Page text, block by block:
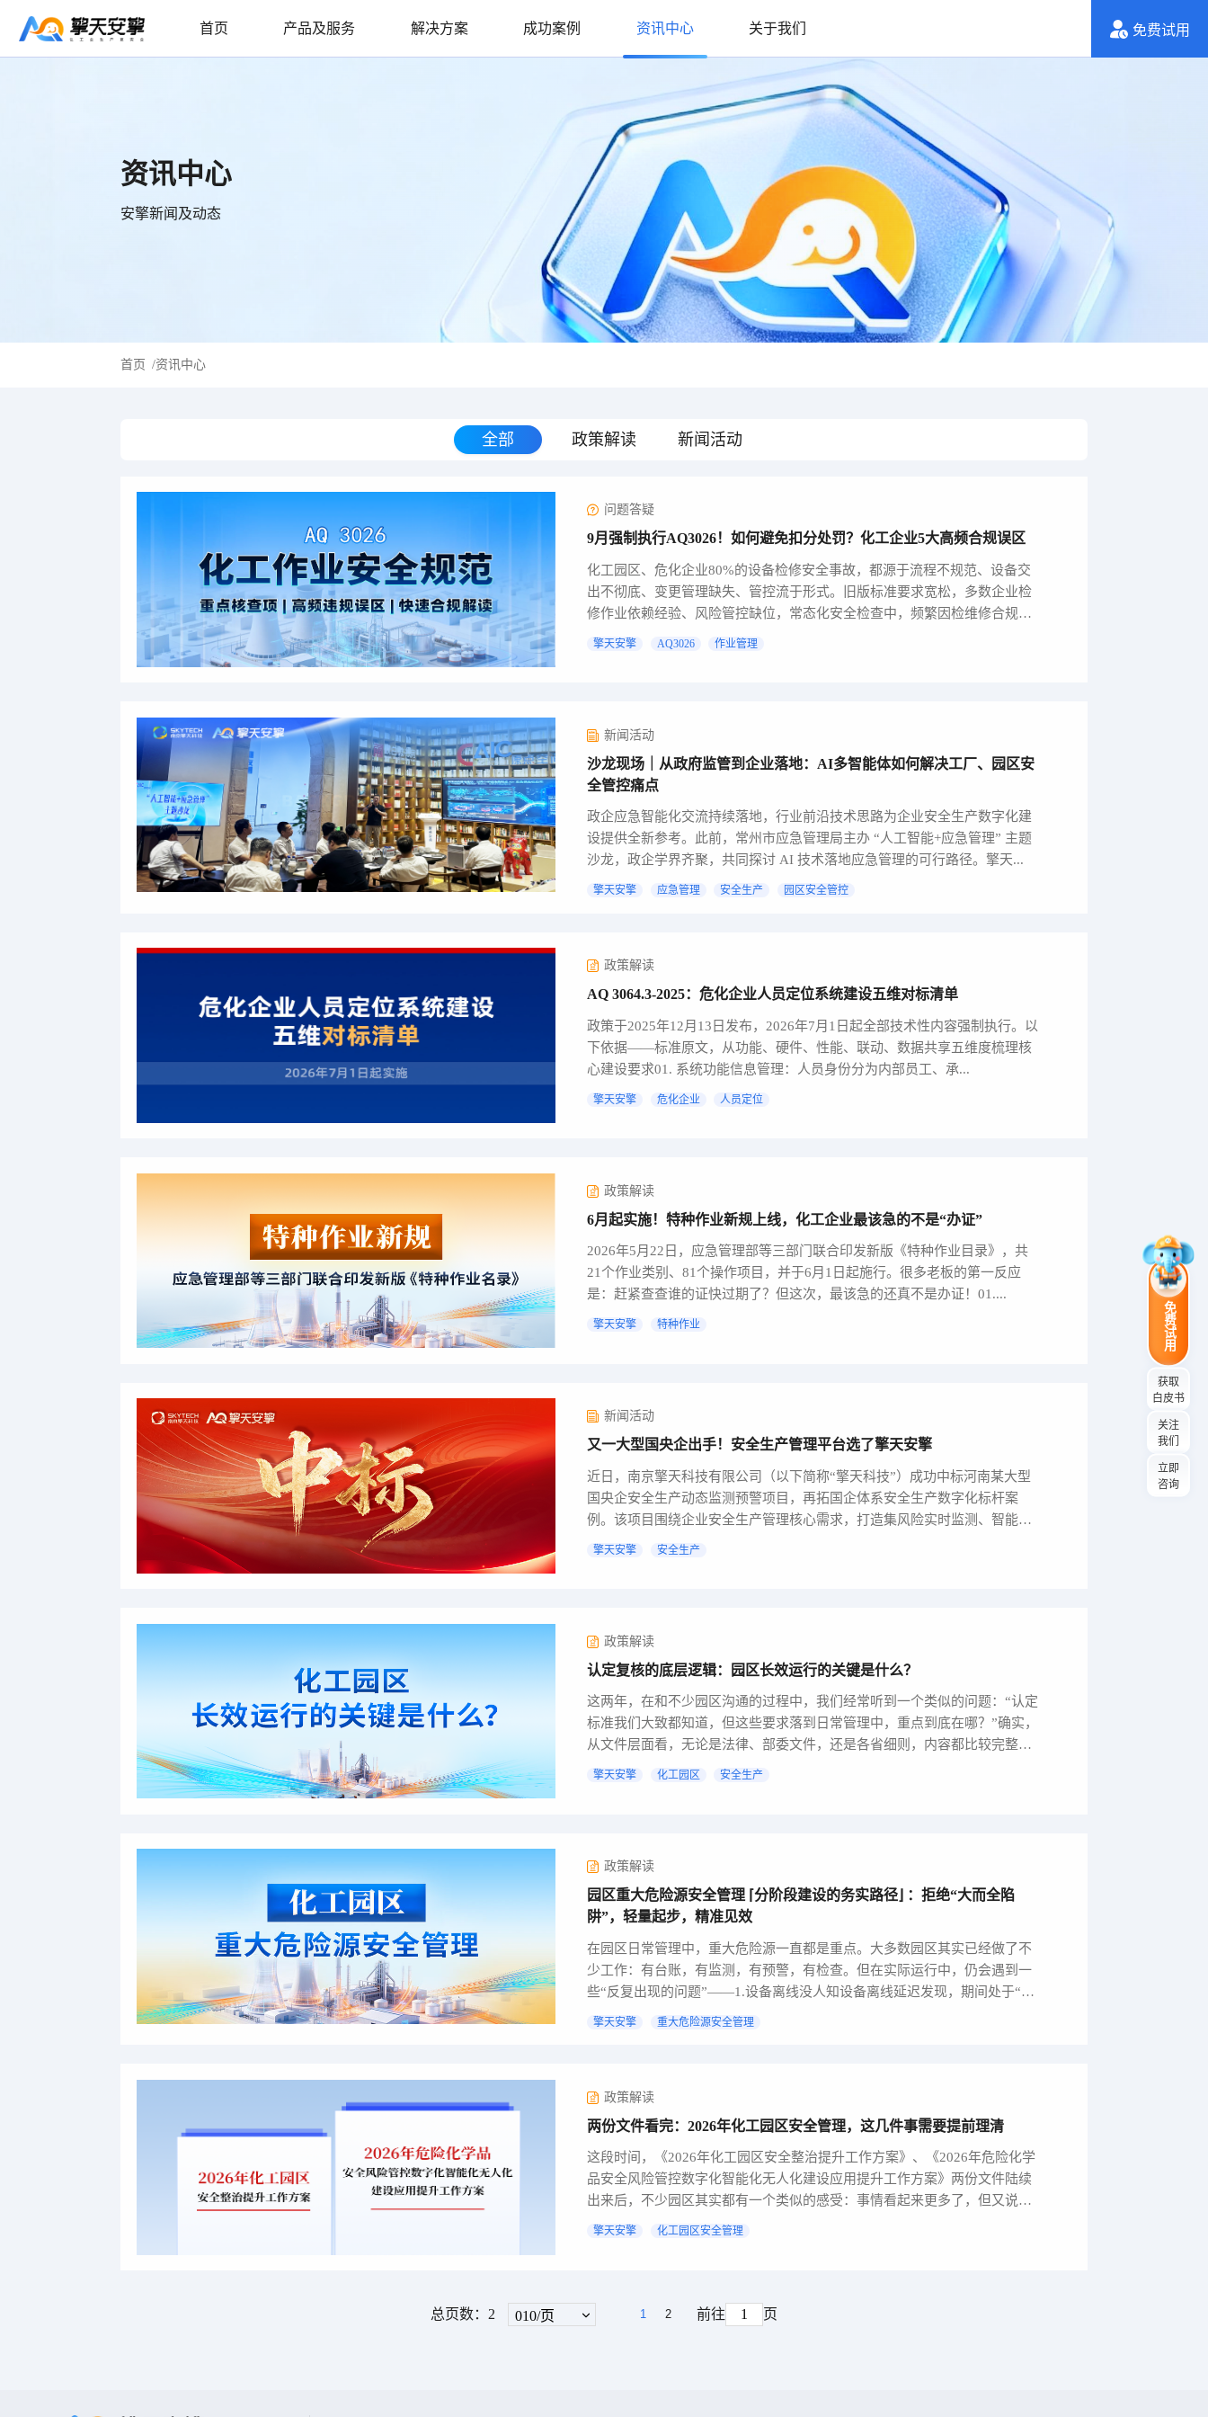
首页 产品及服务 解决方案 成功案例 资讯中心 关于我们 免费试用
资讯中心
安擎新闻及动态
首页 /资讯中心
全部 政策解读 新闻活动
问题答疑
9月强制执行AQ3026！如何避免扣分处罚？化工企业5大高频合规误区
化工园区、危化企业80%的设备检修安全事故，都源于流程不规范、设备交
出不彻底、变更管理缺失、管控流于形式。旧版标准要求宽松，多数企业检
修作业依赖经验、风险管控缺位，常态化安全检查中，频繁因检维修合规问
题被约...
擎天安擎 AQ3026 作业管理
新闻活动
沙龙现场｜从政府监管到企业落地：AI多智能体如何解决工厂、园区安
全管控痛点
政企应急智能化交流持续落地，行业前沿技术思路为企业安全生产数字化建
设提供全新参考。此前，常州市应急管理局主办 “人工智能+应急管理” 主题
沙龙，政企学界齐聚，共同探讨 AI 技术落地应急管理的可行路径。擎天...
擎天安擎 应急管理 安全生产 园区安全管控
政策解读
AQ 3064.3-2025：危化企业人员定位系统建设五维对标清单
政策于2025年12月13日发布，2026年7月1日起全部技术性内容强制执行。以
下依据——标准原文，从功能、硬件、性能、联动、数据共享五维度梳理核
心建设要求01. 系统功能信息管理：人员身份分为内部员工、承...
擎天安擎 危化企业 人员定位
政策解读
6月起实施！特种作业新规上线，化工企业最该急的不是“办证”
2026年5月22日，应急管理部等三部门联合印发新版《特种作业目录》，共
21个作业类别、81个操作项目，并于6月1日起施行。很多老板的第一反应
是：赶紧查查谁的证快过期了？但这次，最该急的还真不是办证！01....
擎天安擎 特种作业
新闻活动
又一大型国央企出手！安全生产管理平台选了擎天安擎
近日，南京擎天科技有限公司（以下简称“擎天科技”）成功中标河南某大型
国央企安全生产动态监测预警项目，再拓国企体系安全生产数字化标杆案
例。该项目围绕企业安全生产管理核心需求，打造集风险实时监测、智能预
警研判、...
擎天安擎 安全生产
政策解读
认定复核的底层逻辑：园区长效运行的关键是什么？
这两年，在和不少园区沟通的过程中，我们经常听到一个类似的问题：“认定
标准我们大致都知道，但这些要求落到日常管理中，重点到底在哪？”确实，
从文件层面看，无论是法律、部委文件，还是各省细则，内容都比较完整、
也比...
擎天安擎 化工园区 安全生产
政策解读
园区重大危险源安全管理 ⌈分阶段建设的务实路径⌋ ：拒绝“大而全陷
阱”，轻量起步，精准见效
在园区日常管理中，重大危险源一直都是重点。大多数园区其实已经做了不
少工作：有台账，有监测，有预警，有检查。但在实际运行中，仍会遇到一
些“反复出现的问题”——1.设备离线没人知设备离线延迟发现，期间处于“监
而...
擎天安擎 重大危险源安全管理
政策解读
两份文件看完：2026年化工园区安全管理，这几件事需要提前理清
这段时间，《2026年化工园区安全整治提升工作方案》、《2026年危险化学
品安全风险管控数字化智能化无人化建设应用提升工作方案》两份文件陆续
出来后，不少园区其实都有一个类似的感受：事情看起来更多了，但又说
不...
擎天安擎 化工园区安全管理
总页数： 2 1 2 前往 页
免费试用
获取
白皮书
关注
我们
立即
咨询